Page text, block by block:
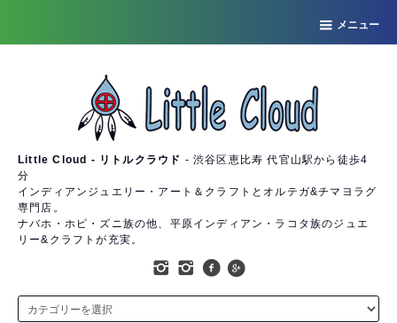
メニュー
Little Cloud - リトルクラウド - 渋谷区恵比寿 代官山駅から徒歩4
分
インディアンジュエリー・アート＆クラフトとオルテガ&チマヨラグ
専門店。
ナバホ・ホピ・ズニ族の他、平原インディアン・ラコタ族のジュエ
リー&クラフトが充実。